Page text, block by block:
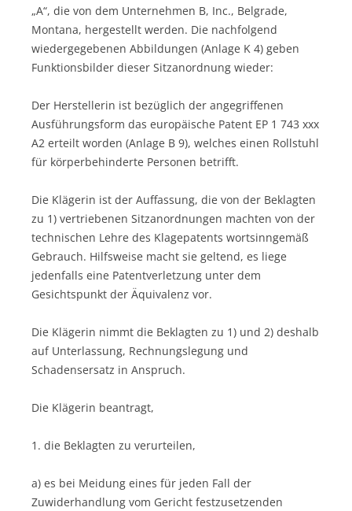
„A“, die von dem Unternehmen B, Inc., Belgrade,
Montana, hergestellt werden. Die nachfolgend
wiedergegebenen Abbildungen (Anlage K 4) geben
Funktionsbilder dieser Sitzanordnung wieder:
Der Herstellerin ist bezüglich der angegriffenen
Ausführungsform das europäische Patent EP 1 743 xxx
A2 erteilt worden (Anlage B 9), welches einen Rollstuhl
für körperbehinderte Personen betrifft.
Die Klägerin ist der Auffassung, die von der Beklagten
zu 1) vertriebenen Sitzanordnungen machten von der
technischen Lehre des Klagepatents wortsinngemäß
Gebrauch. Hilfsweise macht sie geltend, es liege
jedenfalls eine Patentverletzung unter dem
Gesichtspunkt der Äquivalenz vor.
Die Klägerin nimmt die Beklagten zu 1) und 2) deshalb
auf Unterlassung, Rechnungslegung und
Schadensersatz in Anspruch.
Die Klägerin beantragt,
1. die Beklagten zu verurteilen,
a) es bei Meidung eines für jeden Fall der
Zuwiderhandlung vom Gericht festzusetzenden